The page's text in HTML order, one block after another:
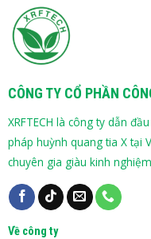
CÔNG TY CỔ PHẦN
XRFTECH là công ty dẫn
pháp huỳnh quang tia X tại
chuyên gia giàu kinh
Về công ty